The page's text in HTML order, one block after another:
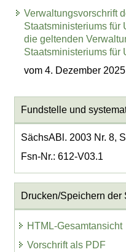
Verwaltungsvorschrift
Staatsministeriums für
die geltenden
Staatsministeriums für
vom 4. Dezember
Fundstelle und
SächsABl. 2003 Nr. 8,
Fsn-Nr.: 612-V03.1
Drucken/Speichern der
HTML-Gesamtansicht
Vorschrift als PDF